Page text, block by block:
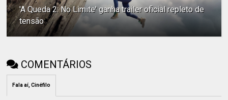
'A Queda 2: No Limite' ganha trailer oficial repleto de
tensão
COMENTÁRIOS
Fala aí, Cinéfilo